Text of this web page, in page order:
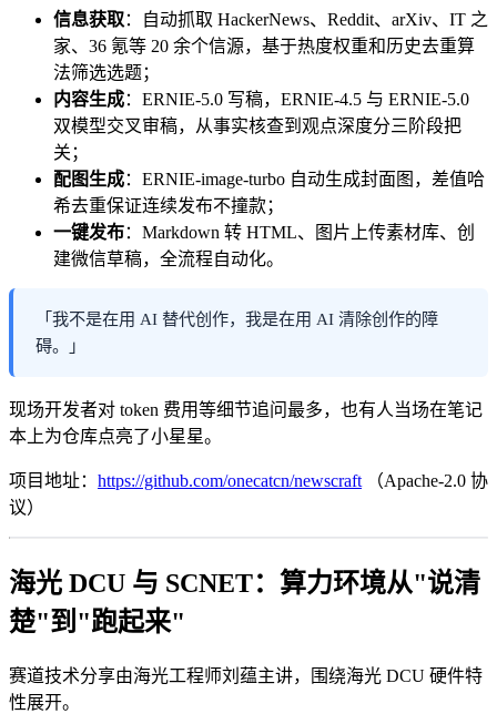
信息获取：自动抓取 HackerNews、Reddit、arXiv、IT 之
家、36 氪等 20 余个信源，基于热度权重和历史去重算
法筛选选题；
内容生成：ERNIE-5.0 写稿，ERNIE-4.5 与 ERNIE-5.0
双模型交叉审稿，从事实核查到观点深度分三阶段把
关；
配图生成：ERNIE-image-turbo 自动生成封面图，差值哈
希去重保证连续发布不撞款；
一键发布：Markdown 转 HTML、图片上传素材库、创
建微信草稿，全流程自动化。
「我不是在用 AI 替代创作，我是在用 AI 清除创作的障
碍。」
现场开发者对 token 费用等细节追问最多，也有人当场在笔记
本上为仓库点亮了小星星。
项目地址： https://github.com/onecatcn/newscraft（Apache-2.0 协
议）
海光 DCU 与 SCNET：算力环境从"说清
楚"到"跑起来"
赛道技术分享由海光工程师刘蕴主讲，围绕海光 DCU 硬件特
性展开。